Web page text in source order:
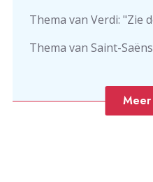
Thema van Verdi: "Zie
Thema van Saint-